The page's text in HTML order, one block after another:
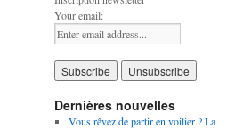
Your email:
Dernières nouvelles
Vous rêvez de partir en voilier ? La